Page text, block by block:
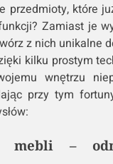
przedmioty, które
Zamiast je
z nich unikalne
kilku prostym
wnętrzu
przy tym
mebli –